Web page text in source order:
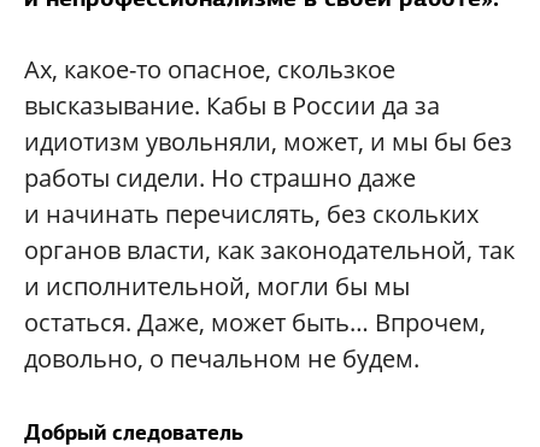
Ах, какое-то опасное, скользкое
высказывание. Кабы в России да за
идиотизм увольняли, может, и мы бы без
работы сидели. Но страшно даже
и начинать перечислять, без скольких
органов власти, как законодательной, так
и исполнительной, могли бы мы
остаться. Даже, может быть… Впрочем,
довольно, о печальном не будем.
Добрый следователь